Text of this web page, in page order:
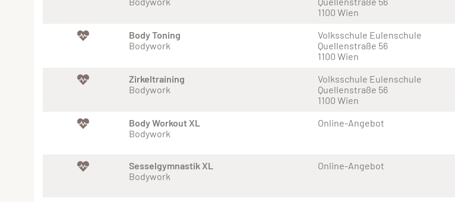
1100 Wien
Body Toning
Bodywork
Volksschule Eulenschule
Quellenstraße 56
1100 Wien
Zirkeltraining
Bodywork
Volksschule Eulenschule
Quellenstraße 56
1100 Wien
Body Workout XL
Bodywork
Online-Angebot
Sesselgymnastik XL
Bodywork
Online-Angebot